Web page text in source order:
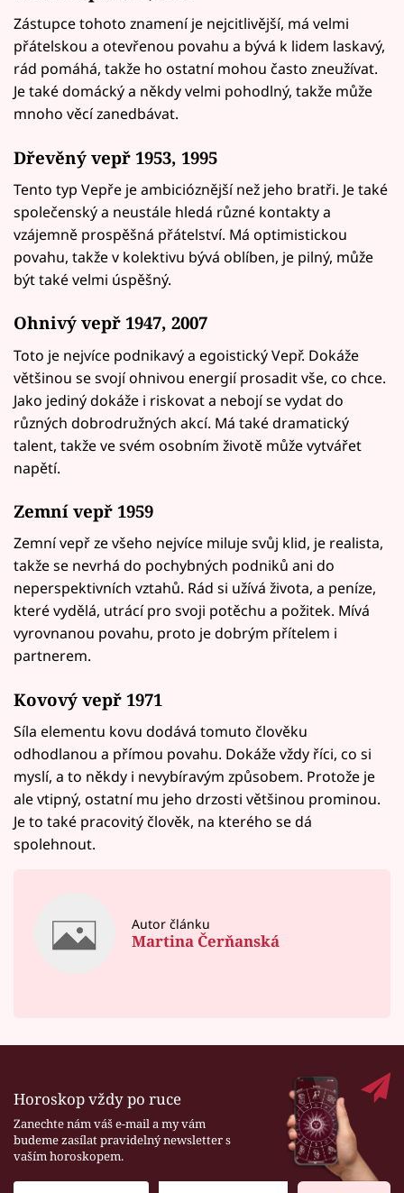
Zástupce tohoto znamení je nejcitlivější, má velmi
přátelskou a otevřenou povahu a bývá k lidem laskavý,
rád pomáhá, takže ho ostatní mohou často zneužívat.
Je také domácký a někdy velmi pohodlný, takže může
mnoho věcí zanedbávat.
Dřevěný vepř 1953, 1995
Tento typ Vepře je ambicióznější než jeho bratři. Je také
společenský a neustále hledá různé kontakty a
vzájemně prospěšná přátelství. Má optimistickou
povahu, takže v kolektivu bývá oblíben, je pilný, může
být také velmi úspěšný.
Ohnivý vepř 1947, 2007
Toto je nejvíce podnikavý a egoistický Vepř. Dokáže
většinou se svojí ohnivou energií prosadit vše, co chce.
Jako jediný dokáže i riskovat a nebojí se vydat do
různých dobrodružných akcí. Má také dramatický
talent, takže ve svém osobním životě může vytvářet
napětí.
Zemní vepř 1959
Zemní vepř ze všeho nejvíce miluje svůj klid, je realista,
takže se nevrhá do pochybných podniků ani do
neperspektivních vztahů. Rád si užívá života, a peníze,
které vydělá, utrácí pro svoji potěchu a požitek. Mívá
vyrovnanou povahu, proto je dobrým přítelem i
partnerem.
Kovový vepř 1971
Síla elementu kovu dodává tomuto člověku
odhodlanou a přímou povahu. Dokáže vždy říci, co si
myslí, a to někdy i nevybíravým způsobem. Protože je
ale vtipný, ostatní mu jeho drzosti většinou prominou.
Je to také pracovitý člověk, na kterého se dá
spolehnout.
Autor článku
Martina Čerňanská
Horoskop vždy po ruce
Zanechte nám váš e-mail a my vám
budeme zasílat pravidelný newsletter s
vaším horoskopem.